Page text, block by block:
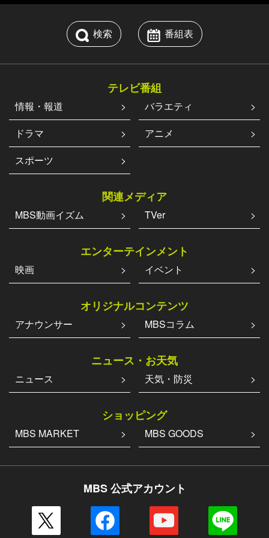
検索 番組表
テレビ番組
情報・報道
バラエティ
ドラマ
アニメ
スポーツ
関連メディア
MBS動画イズム TVer
エンターテインメント
映画 イベント
オリジナルコンテンツ
アナウンサー MBSコラム
ニュース・お天気
ニュース 天気・防災
ショッピング
MBS MARKET MBS GOODS
MBS 公式アカウント